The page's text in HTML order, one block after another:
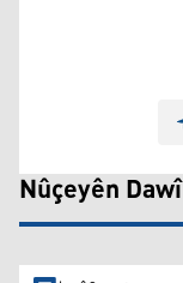
Nûçeyên Dawî